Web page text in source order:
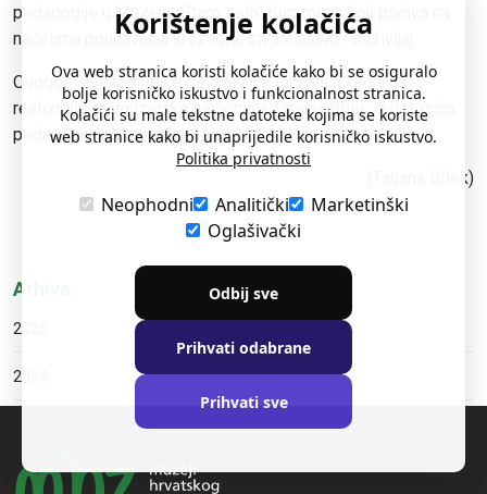
Arhiva:
2025
2024
pedagogije u Muzeju „Staro selo“ Kumrovec koji počiva na
načelima poučavanja kroz igru, stvaralaštvo i doživljaj.
Ovogodišnje radionice oslikavanja fućkalica i konjića
realizirale su muzejska savjetnica Tatjana Brlek i kustosica
pedagoginja Mateja Harapin.
(Tatjana Brlek)
Korištenje kolačića
Ova web stranica koristi kolačiće kako bi se osiguralo
bolje korisničko iskustvo i funkcionalnost stranica.
Kolačići su male tekstne datoteke kojima se koriste
web stranice kako bi unaprijedile korisničko iskustvo.
Politika privatnosti
Neophodni Analitički
Marketinški
Oglašivački
Odbij sve
Prihvati odabrane
Prihvati sve